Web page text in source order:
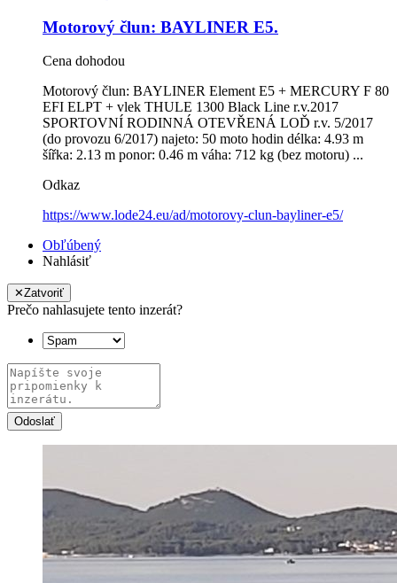
Motorový člun: BAYLINER E5.
Cena dohodou
Motorový člun: BAYLINER Element E5 + MERCURY F 80
EFI ELPT + vlek THULE 1300 Black Line r.v.2017
SPORTOVNÍ RODINNÁ OTEVŘENÁ LOĎ r.v. 5/2017
(do provozu 6/2017) najeto: 50 moto hodin délka: 4.93 m
šířka: 2.13 m ponor: 0.46 m váha: 712 kg (bez motoru) ...
Odkaz
https://www.lode24.eu/ad/motorovy-clun-bayliner-e5/
Obľúbený
Nahlásiť
✕Zatvoriť
Prečo nahlasujete tento inzerát?
Odoslať